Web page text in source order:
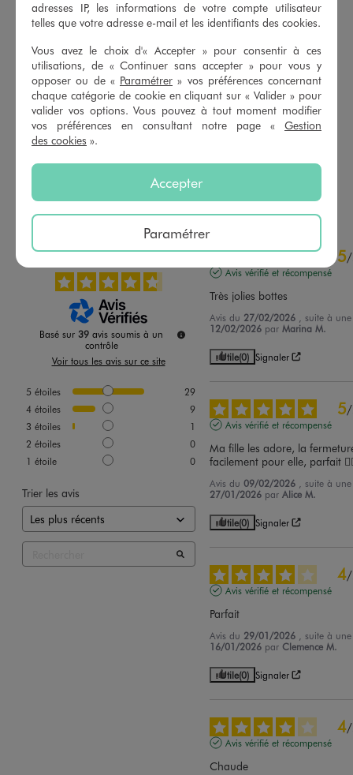
Tee-shirt manches longues à col Claudine fleuri fille
6,99 €
-50% sur le 2ème produit d'été
5/5 de moyenne
(4 avis)
AU PANIER
Tee-shirt manches longues avec motif sur l’avant fille - K-Pop Demon Hunters
12,99 €
-50% sur le 2ème produit d'été
4.7/5
Basé sur 39 avis soumis à un
contrôle
Voir tous les avis sur ce site
5 étoiles
29
4 étoiles
9
3 étoiles
1
2 étoiles
0
1 étoile 0
Trier les avis
5/
Avis vérifié et récompensé
Très jolies bottes
Avis du 27/02/2026
, suite à
12/02/2026 parMarina M.
Utile(0) Signaler
5/
Avis vérifié et récompensé
Ma fille les adore, la
facilement pour elle, parfait
Avis du09/02/2026
, suite à
27/01/2026 parAlice M.
Utile(0) Signaler
4/
Avis vérifié et récompensé
Parfait
Avis du 29/01/2026
, suite à
16/01/2026 parClemence M.
Utile(0) Signaler
4/
Avis vérifié et récompensé
Chaude
adresses IP, les informations de votre compte utilisateur
telles que votre adresse e-mail et les identifiants des cookies.
Vous avez le choix d'« Accepter » pour consentir à ces
utilisations, de « Continuer sans accepter » pour vous y
opposer ou de « Paramétrer » vos préférences concernant
chaque catégorie de cookie en cliquant sur « Valider » pour
valider vos options. Vous pouvez à tout moment modifier
vos préférences en consultant notre page « Gestion
des cookies ».
Accepter
Paramétrer